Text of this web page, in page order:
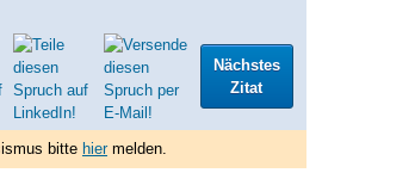
Nächstes
Zitat
bitte hiermelden.